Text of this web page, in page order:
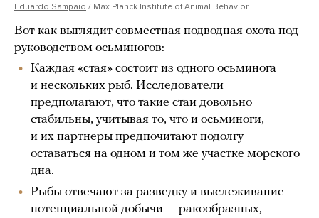
Eduardo Sampaio / Max Planck Institute of Animal Behavior
Вот как выглядит совместная подводная охота под
руководством осьминогов:
Каждая «стая» состоит из одного осьминога
и нескольких рыб. Исследователи
предполагают, что такие стаи довольно
стабильны, учитывая то, что и осьминоги,
и их партнеры предпочитают подолгу
оставаться на одном и том же участке морского
дна.
Рыбы отвечают за разведку и выслеживание
потенциальной добычи — ракообразных,